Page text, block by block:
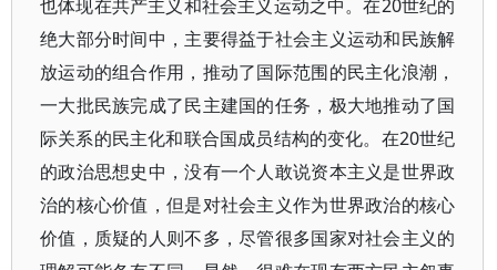
也体现在共产主义和社会主义运动之中。在20世纪的
绝大部分时间中，主要得益于社会主义运动和民族解
放运动的组合作用，推动了国际范围的民主化浪潮，
一大批民族完成了民主建国的任务，极大地推动了国
际关系的民主化和联合国成员结构的变化。在20世纪
的政治思想史中，没有一个人敢说资本主义是世界政
治的核心价值，但是对社会主义作为世界政治的核心
价值，质疑的人则不多，尽管很多国家对社会主义的